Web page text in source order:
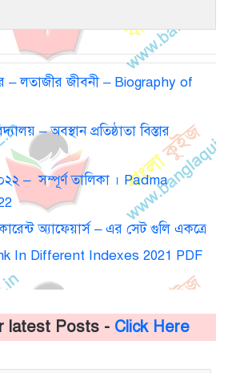
– লতাজীর জীবনী – Biography of
– অবস্থান প্রতিষ্ঠাতা বিস্তার
– সম্পূর্ণ তালিকা । Padma
অ্যাফেয়ার্স – এর সেট গুলি একত্রে
In Different Indexes 2021 PDF
latest Posts - Click Here